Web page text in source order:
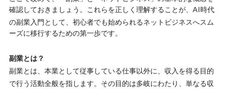
確認しておきましょう。これらを正しく理解することが、 AI時代
の副業入門として、 初心者でも始められるネットビジネスへスム
ーズに移行するための第一歩です。
副業とは？
副業とは、本業として従事している仕事以外に、収入を得る目的
で行う活動全般を指します。その目的は多岐にわたり、単なる収